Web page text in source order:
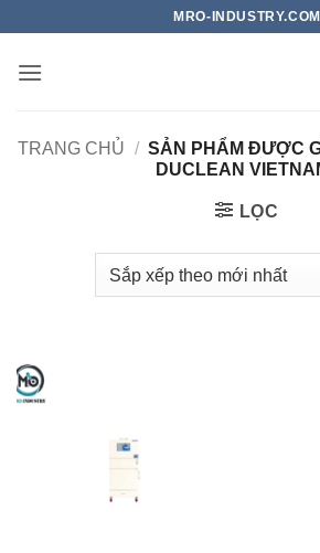
nội
MRO-INDUSTRY.COM
TRANG CHỦ / SẢN PHẨM ĐƯỢC
DUCLEAN
LỌC